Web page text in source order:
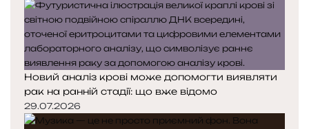
Новий аналіз крові може допомогти виявляти
рак на ранній стадії: що вже відомо
29.07.2026